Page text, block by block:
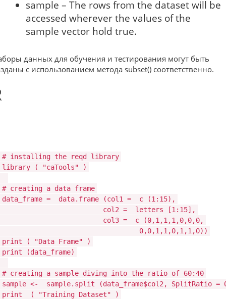
sample – The rows from the dataset will be
accessed wherever the values of the
sample vector hold true.
данных для обучения и тестирования могут быть
с использованием метода subset() соответственно.
# installing the reqd library
library
( "caTools" )
# creating a data frame
data_frame =
data.frame (col1 = c
(1:15),
col2 =
letters
[1:15],
col3 =
c
(0,1,1,1,0,0,0,
0,0,1,1,0,1,1,0))
print
( "Data Frame"
)
print
(data_frame)
# creating a sample diving into the ratio of 60:40
sample <-
sample.split
(data_frame$col2, SplitRatio =
print
( "Training Dataset" )